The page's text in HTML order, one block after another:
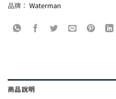
品牌： Waterman
商品說明